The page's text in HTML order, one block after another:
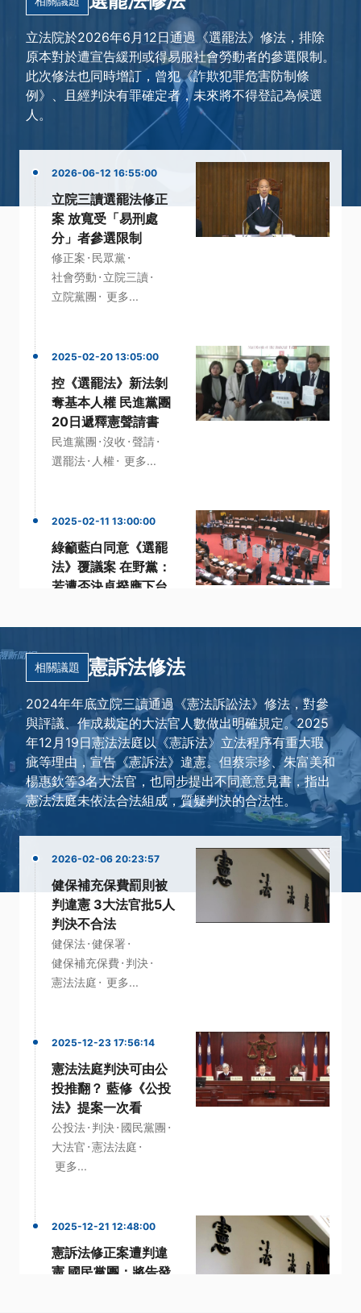
立法院於2026年6月12日通過《選罷法》修法，排除
原本對於遭宣告緩刑或得易服社會勞動者的參選限制。
此次修法也同時增訂，曾犯《詐欺犯罪危害防制條
例》、且經判決有罪確定者，未來將不得登記為候選
人。
2026-06-12 16:55:00
立院三讀選罷法修正
案 放寬受「易刑處
分」者參選限制
修正案 · 民眾黨 ·
社會勞動 · 立院三讀 ·
立院黨團 · 更多...
2025-02-20 13:05:00
控《選罷法》新法剝
奪基本人權 民進黨團
20日遞釋憲聲請書
民進黨團 ·沒收 ·聲請·
選罷法· 人權 · 更多...
2025-02-11 13:00:00
綠籲藍白同意《選罷
法》覆議案 在野黨：
若遭否決卓揆應下台
覆議案·選罷法·更多...
相關議題 憲訴法修法
2024年年底立院三讀通過《憲法訴訟法》修法，對參
與評議、作成裁定的大法官人數做出明確規定。2025
年12月19日憲法法庭以《憲訴法》立法程序有重大瑕
疵等理由，宣告《憲訴法》違憲。但蔡宗珍、朱富美和
楊惠欽等3名大法官，也同步提出不同意意見書，指出
憲法法庭未依法合法組成，質疑判決的合法性。
2026-02-06 20:23:57
健保補充保費罰則被
判違憲 3大法官批5人
判決不合法
健保法·健保署 ·
健保補充保費· 判決·
憲法法庭 · 更多...
2025-12-23 17:56:14
憲法法庭判決可由公
投推翻？ 藍修《公投
法》提案一次看
公投法· 判決· 國民黨團 ·
大法官 ·憲法法庭 ·
更多...
2025-12-21 12:48:00
憲訴法修正案遭判違
憲 國民黨團：將告發